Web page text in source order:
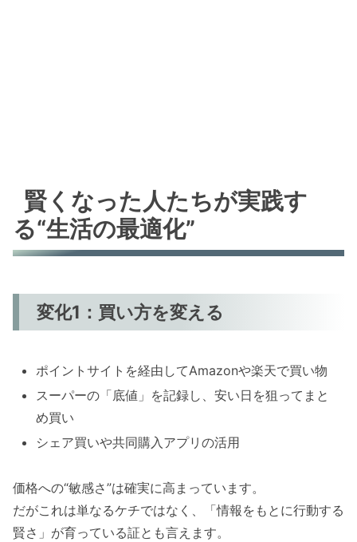
賢くなった人たちが実践す
る“生活の最適化”
変化1：買い方を変える
ポイントサイトを経由してAmazonや楽天で買い物
スーパーの「底値」を記録し、安い日を狙ってまと
め買い
シェア買いや共同購入アプリの活用
価格への“敏感さ”は確実に高まっています。
だがこれは単なるケチではなく、「情報をもとに行動する
賢さ」が育っている証とも言えます。